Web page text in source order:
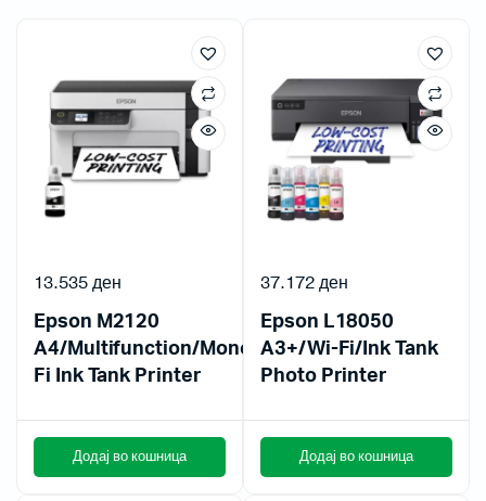
Epson M2120
A4/Multifunction/Mono/Wi-
Fi Ink Tank Printer
13.535ден
Додај во кошница
Epson L18050
A3+/Wi-Fi/Ink Tank
Photo Printer
37.172ден
Додај во кошница